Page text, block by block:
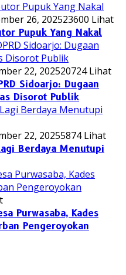
26, 202523600 Lihat
Pupuk Yang Nakal
22, 202520724 Lihat
Sidoarjo: Dugaan
Disorot Publik
22, 20255874 Lihat
Berdaya Menutupi
Purwasaba, Kades
Pengeroyokan